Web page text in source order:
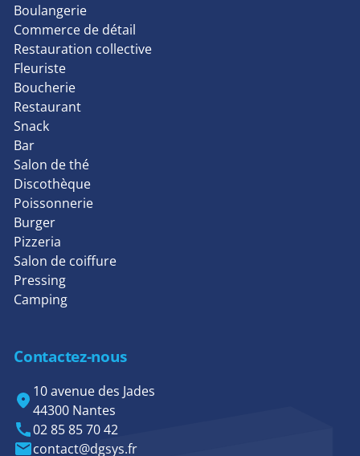
Boulangerie
Commerce de détail
Restauration collective
Fleuriste
Boucherie
Restaurant
Snack
Bar
Salon de thé
Discothèque
Poissonnerie
Burger
Pizzeria
Salon de coiffure
Pressing
Camping
Contactez-nous
10 avenue des Jades
44300 Nantes
02 85 85 70 42
contact@dgsys.fr